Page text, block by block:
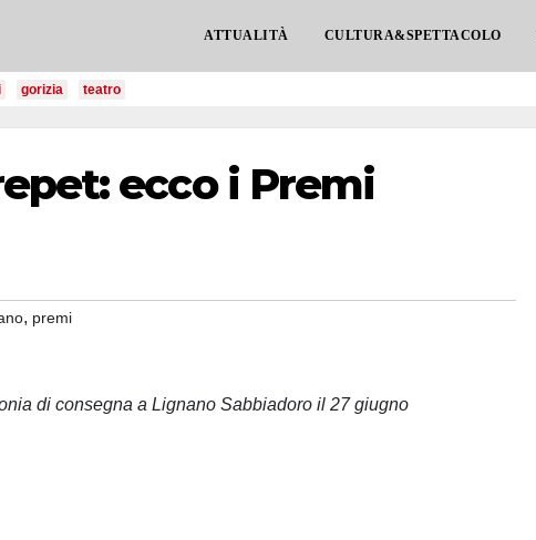
ATTUALITÀ CULTURA&SPETTACOLO
gorizia teatro
ecco i Premi
, premi
di consegna a Lignano Sabbiadoro il 27 giugno